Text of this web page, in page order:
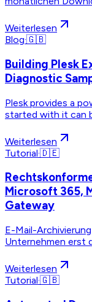
Weiterlesen
Blog·🇬🇧
Building Plesk
Diagnostic
Plesk provides a
started with it can
Weiterlesen
Tutorial·🇩🇪
Microsoft 365,
Gateway
E-Mail-
Unternehmen erst
Weiterlesen
Tutorial·🇬🇧